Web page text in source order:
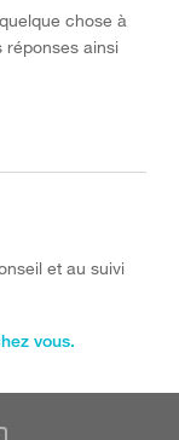
chose à
réponses ainsi
et au suivi
vous.